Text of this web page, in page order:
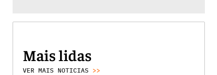
Mais lidas
VER MAIS NOTICIAS >>